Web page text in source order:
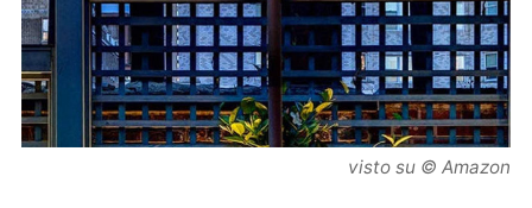
visto su © Amazon